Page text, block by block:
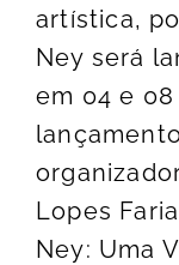
artística,
Ney será
em 04 e
Lopes
Ney: Uma